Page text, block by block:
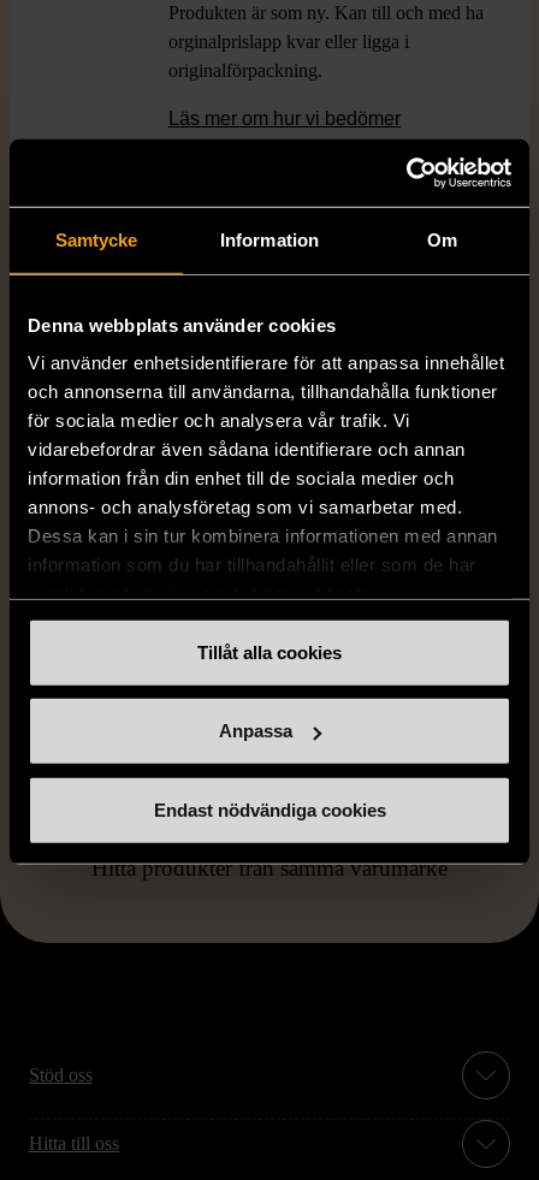
Samtycke Information Om
Denna webbplats använder cookies
Vi använder enhetsidentifierare för att anpassa innehållet
och annonserna till användarna, tillhandahålla funktioner
för sociala medier och analysera vår trafik. Vi
vidarebefordrar även sådana identifierare och annan
information från din enhet till de sociala medier och
annons- och analysföretag som vi samarbetar med.
Dessa kan i sin tur kombinera informationen med annan
information som du har tillhandahållit eller som de har
Tillåt alla cookies
Anpassa
Endast nödvändiga cookies
Produkten är som ny. Kan till och med ha
orginalprislapp kvar eller ligga i
originalförpackning.
Läs mer om hur vi bedömer
Höjd: ca 16cm, Längd: ca 64cm,
Material Metall
Varumärke Hemtex
Produkten är unik och finns enbart som 1 st i lager.
Fri frakt på alla köp över 990 kr.
14 dagars ångerrät.
FRÅN SAMMA VARUMÄRKE
Hitta produkter från samma varumärke
Stöd oss
Hitta till oss